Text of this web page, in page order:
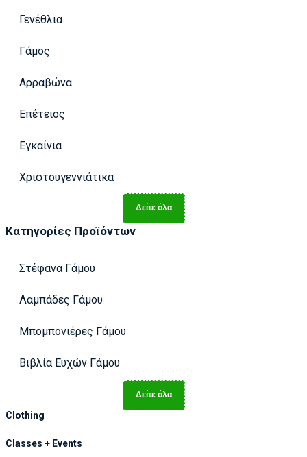
Γενέθλια
Γάμος
Αρραβώνα
Επέτειος
Εγκαίνια
Χριστουγεννιάτικα
Δείτε όλα
Κατηγορίες Προϊόντων
Στέφανα Γάμου
Λαμπάδες Γάμου
Μπομπονιέρες Γάμου
Βιβλία Ευχών Γάμου
Δείτε όλα
Clothing
Classes + Events